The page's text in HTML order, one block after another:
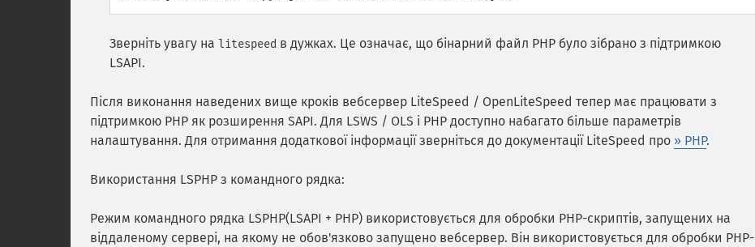
Зверніть увагу на litespeed в дужках. Це означає, що бінарний файл PHP було зібрано з підтримкою
LSAPI.
Після виконання наведених вище кроків вебсервер LiteSpeed / OpenLiteSpeed тепер має працювати з
підтримкою PHP як розширення SAPI. Для LSWS / OLS і PHP доступно набагато більше параметрів
налаштування. Для отримання додаткової інформації зверніться до документації LiteSpeed про » PHP.
Використання LSPHP з командного рядка:
Режим командного рядка LSPHP(LSAPI + PHP) використовується для обробки PHP-скриптів, запущених на
віддаленому сервері, на якому не обов'язково запущено вебсервер. Він використовується для обробки PHP-